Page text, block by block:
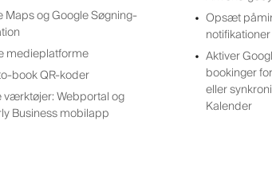
Maps og Google Søgning-
medieplatforme
book QR-koder
værktøjer: Webportal og
Business mobilapp
Opsæt
Aktiver
bookinger
eller
Kalender